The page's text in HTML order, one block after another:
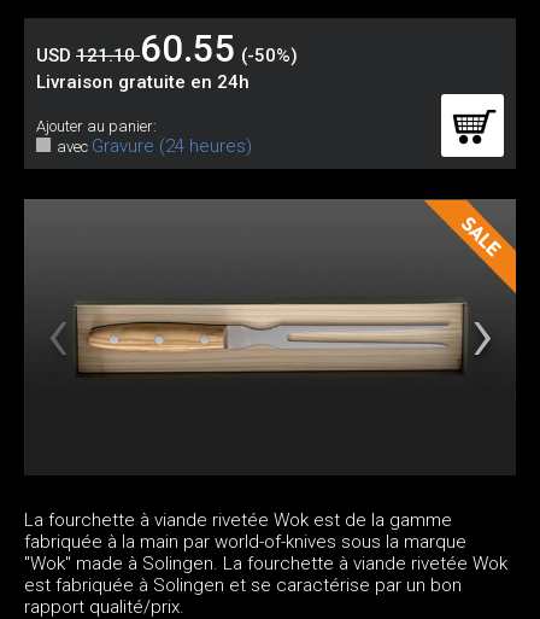
USD 121.1060.55 (-50%)
Livraison gratuite en 24h
Ajouter au panier:
avec Gravure (24 heures)
La fourchette à viande rivetée Wok est de la gamme
fabriquée à la main par world-of-knives sous la marque
"Wok" made à Solingen. La fourchette à viande rivetée Wok
est fabriquée à Solingen et se caractérise par un bon
rapport qualité/prix.